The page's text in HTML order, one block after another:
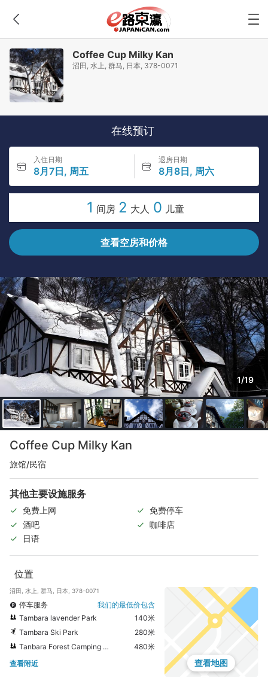
Coffee Cup Milky Kan
沼田, 水上, 群马, 日本, 378-0071
在线预订
入住日期
8月7日, 周五
退房日期
8月8日, 周六
1 间房 2 大人 0 儿童
查看空房和价格
1/19
Coffee Cup Milky Kan
旅馆/民宿
其他主要设施服务
免费上网
免费停车
酒吧
咖啡店
日语
位置
沼田, 水上, 群马, 日本, 378-0071
停车服务
我们的最低价包含
Tambara lavender Park
140米
Tambara Ski Park
280米
Tanbara Forest Camping Ground
480米
查看附近
查看地图